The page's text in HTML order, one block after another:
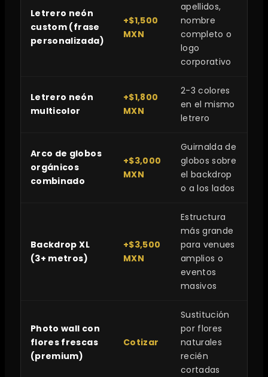
Letrero neón
custom (frase
personalizada)
+$1,500
MXN
apellidos,
nombre
completo o
logo
corporativo
Letrero neón
multicolor
+$1,800
MXN
2-3 colores
en el mismo
letrero
Arco de globos
orgánicos
combinado
+$3,000
MXN
Guirnalda de
globos sobre
el backdrop
o a los lados
Backdrop XL
(3+ metros)
+$3,500
MXN
Estructura
más grande
para venues
amplios o
eventos
masivos
Photo wall con
flores frescas
(premium)
Cotizar
Sustitución
por flores
naturales
recién
cortadas